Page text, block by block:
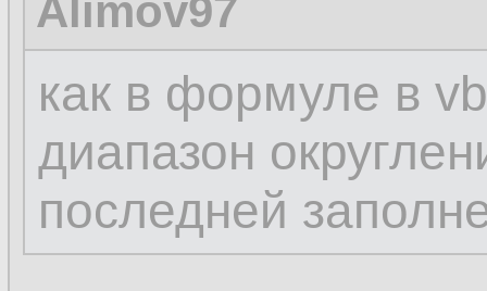
Alimov97
как в формуле в
диапазон
последней